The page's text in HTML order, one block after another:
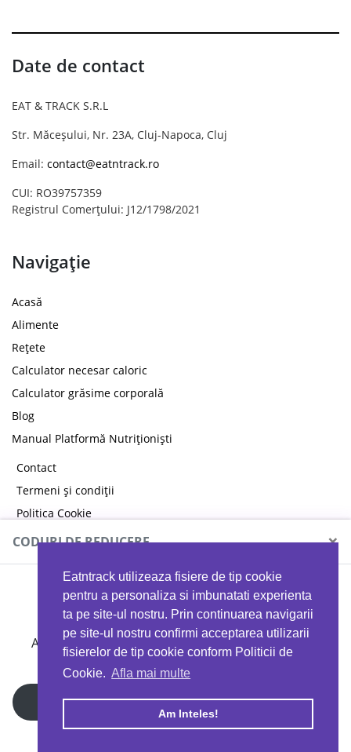
Eatntrack utilizeaza fisiere de tip cookie
pentru a personaliza si imbunatati experienta
ta pe site-ul nostru. Prin continuarea navigarii
pe site-ul nostru confirmi acceptarea utilizarii
fisierelor de tip cookie conform Politicii de
Cookie. Afla mai multe
Am Inteles!
Date de contact
EAT & TRACK S.R.L
Str. Măceșului, Nr. 23A, Cluj-Napoca, Cluj
Email: contact@eatntrack.ro
CUI: RO39757359
Registrul Comerțului: J12/1798/2021
Navigație
Acasă
Alimente
Rețete
Calculator necesar caloric
Calculator grăsime corporală
Blog
Manual Platformă Nutriționiști
Contact
Termeni și condiții
Politica Cookie
Politica de confidențialitate
Copyright © 2026 EAT & TRACK S.R.L
CODURI DE REDUCERE ×
MYPROTEIN
Ai 40%reducere la orice comandă folosind codul
EATTRACK
Profită acum